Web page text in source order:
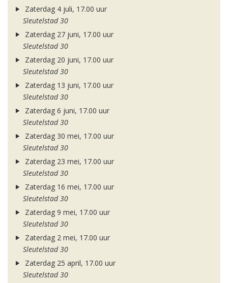
Zaterdag 4 juli, 17.00 uur
Sleutelstad 30
Zaterdag 27 juni, 17.00 uur
Sleutelstad 30
Zaterdag 20 juni, 17.00 uur
Sleutelstad 30
Zaterdag 13 juni, 17.00 uur
Sleutelstad 30
Zaterdag 6 juni, 17.00 uur
Sleutelstad 30
Zaterdag 30 mei, 17.00 uur
Sleutelstad 30
Zaterdag 23 mei, 17.00 uur
Sleutelstad 30
Zaterdag 16 mei, 17.00 uur
Sleutelstad 30
Zaterdag 9 mei, 17.00 uur
Sleutelstad 30
Zaterdag 2 mei, 17.00 uur
Sleutelstad 30
Zaterdag 25 april, 17.00 uur
Sleutelstad 30